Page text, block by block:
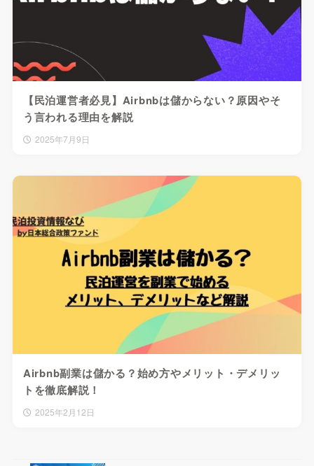
【民泊運営者必見】Airbnbは儲からない？原因やそ
う言われる理由を解説
2025年7月9日
Airbnb副業は儲かる？始め方やメリット・デメリッ
トを徹底解説！
2025年2月12日